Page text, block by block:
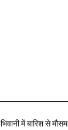
भिवानी में बारिश से